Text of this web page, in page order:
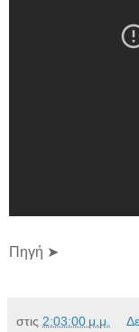
Πηγή ➤
στις 2:03:00 μ.μ.